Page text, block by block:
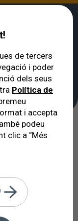
cap a una
de la funció
de tercers
i poder
dels seus
Política de
i accepta
podeu
clic a “Més